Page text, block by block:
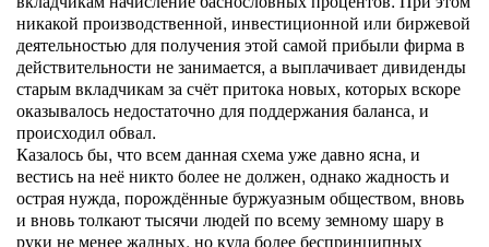
никакой производственной, инвестиционной или биржевой
деятельностью для получения этой самой прибыли фирма в
действительности не занимается, а выплачивает дивиденды
старым вкладчикам за счёт притока новых, которых вскоре
оказывалось недостаточно для поддержания баланса, и
происходил обвал.
Казалось бы, что всем данная схема уже давно ясна, и
вестись на неё никто более не должен, однако жадность и
острая нужда, порождённые буржуазным обществом, вновь
и вновь толкают тысячи людей по всему земному шару в
руки не менее жадных, но куда более беспринципных